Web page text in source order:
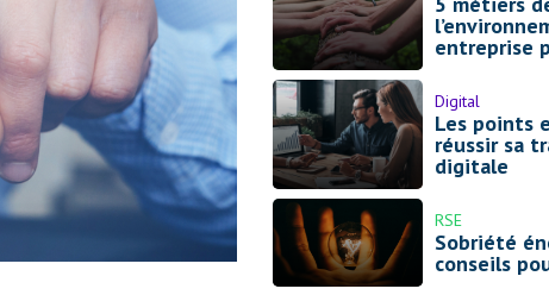
entreprise
Digital
Les points essentiels pour
réussir sa
digitale
RSE
Sobriété
conseils